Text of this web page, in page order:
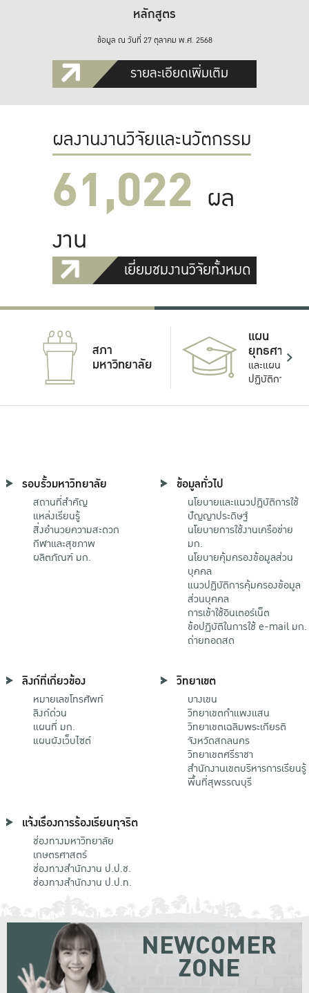
หลักสูตร
ข้อมูล ณ วันที่ 27 ตุลาคม พ.ศ. 2568
รายละเอียดเพิ่มเติม
ผลงานงานวิจัยและนวัตกรรม
61,022 ผล
งาน
เยี่ยมชมงานวิจัยทั้งหมด
สภา
มหาวิทยาลัย
แผน
ยุทธศาสตร์
และแผน
ปฏิบัติการ
รอบรั้วมหาวิทยาลัย
สถานที่สำคัญ
แหล่งเรียนรู้
สิ่งอำนวยความสะดวก
กีฬาและสุขภาพ
ผลิตภัณฑ์ มก.
ข้อมูลทั่วไป
นโยบายและแนวปฏิบัติการใช้
ปัญญาประดิษฐ์
นโยบายการใช้งานเครือข่าย
มก.
นโยบายคุ้มครองข้อมูลส่วน
บุคคล
แนวปฏิบัติการคุ้มครองข้อมูล
ส่วนบุคคล
การเข้าใช้อินเตอร์เน็ต
ข้อปฏิบัติในการใช้ e-mail มก.
ถ่ายทอดสด
ลิงก์ที่เกี่ยวข้อง
หมายเลขโทรศัพท์
ลิงก์ด่วน
แผนที่ มก.
แผนผังเว็บไซต์
วิทยาเขต
บางเขน
วิทยาเขตกําแพงแสน
วิทยาเขตเฉลิมพระเกียรติ
จังหวัดสกลนคร
วิทยาเขตศรีราชา
สำนักงานเขตบริหารการเรียนรู้
พื้นที่สุพรรณบุรี
แจ้งเรื่องการร้องเรียนทุจริต
ช่องทางมหาวิทยาลัย
เกษตรศาสตร์
ช่องทางสำนักงาน ป.ป.ช.
ช่องทางสำนักงาน ป.ป.ท.
NEWCOMER
ZONE